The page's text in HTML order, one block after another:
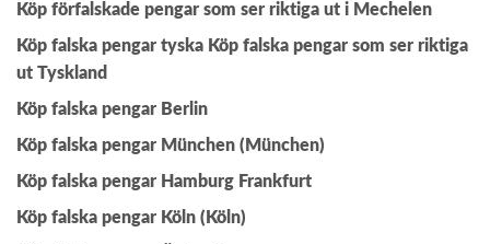
Köp förfalskade pengar som ser riktiga ut i Mechelen
Köp falska pengar tyska Köp falska pengar som ser riktiga
ut Tyskland
Köp falska pengar Berlin
Köp falska pengar München (München)
Köp falska pengar Hamburg Frankfurt
Köp falska pengar Köln (Köln)